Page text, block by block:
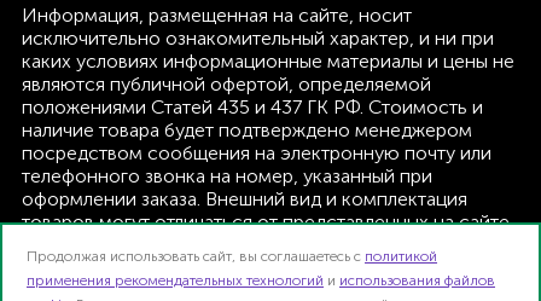
Информация, размещенная на сайте, носит
исключительно ознакомительный характер, и ни при
каких условиях информационные материалы и цены не
являются публичной офертой, определяемой
положениями Статей 435 и 437 ГК РФ. Стоимость и
наличие товара будет подтверждено менеджером
посредством сообщения на электронную почту или
телефонного звонка на номер, указанный при
оформлении заказа. Внешний вид и комплектация
товаров могут отличаться от представленных на сайте.
текущую комплектацию, без дополнительного
уведомления.
Продолжая использовать сайт, вы соглашаетесь с политикой
применения рекомендательных технологий и использования файлов